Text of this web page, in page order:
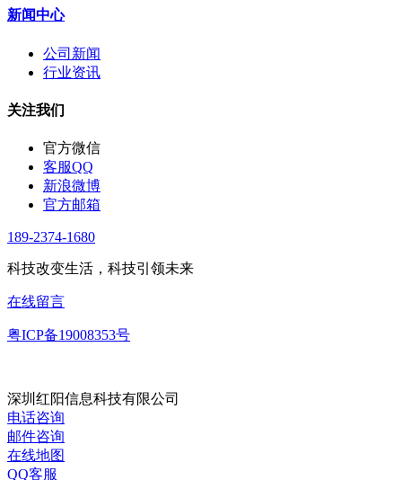
新闻中心
公司新闻
行业资讯
关注我们
官方微信
客服QQ
新浪微博
官方邮箱
189-2374-1680
科技改变生活，科技引领未来
在线留言
粤ICP备19008353号
深圳红阳信息科技有限公司
电话咨询
邮件咨询
在线地图
QQ客服